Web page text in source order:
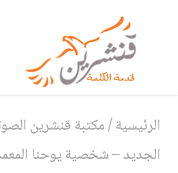
الرئيسية/مكتبة قنشرين
الجديد – شخصية يوحنا